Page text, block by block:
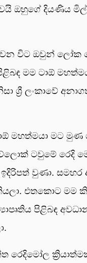
ඔහුගේ දියණිය
විට ඔවුන් ලෝක
මම ටාඕ
ශ්‍රී ලංකාවේ
මහත්මයා මට මුණ
ටවුමේ රෙදි
වුණා.
එතකොට මම
පිළිබඳ
රෙදිමෝල